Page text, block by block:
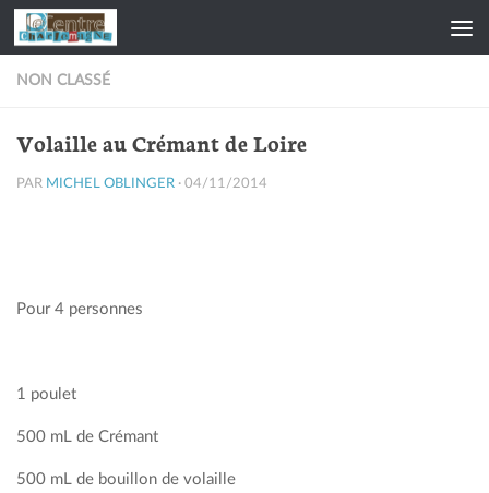
Skip to content
NON CLASSÉ
Volaille au Crémant de Loire
PAR MICHEL OBLINGER · 04/11/2014
Pour 4 personnes
1 poulet
500 mL de Crémant
500 mL de bouillon de volaille